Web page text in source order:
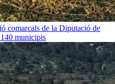
comarcals de la Diputació de
municipis